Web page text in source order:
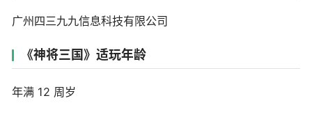
广州四三九九信息科技有限公司
《神将三国》适玩年龄
年满 12 周岁